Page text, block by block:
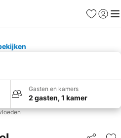
Favorieten
Gasten en kamers
2 gasten, 1 kamer